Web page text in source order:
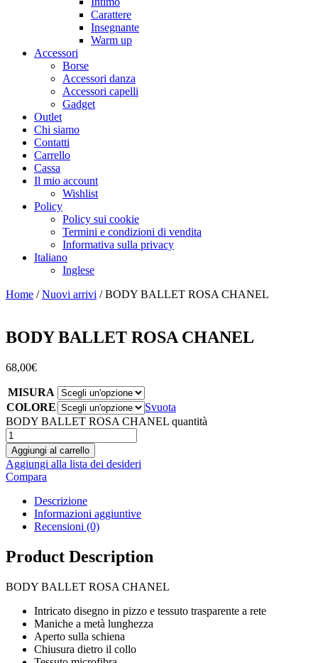
Carattere
Insegnante
Warm up
Accessori
Borse
Accessori danza
Accessori capelli
Gadget
Outlet
Chi siamo
Contatti
Carrello
Cassa
Il mio account
Wishlist
Policy
Policy sui cookie
Termini e condizioni di vendita
Informativa sulla privacy
Italiano
Inglese
Home /Nuovi arrivi / BODY BALLET ROSA CHANEL
BODY BALLET ROSA CHANEL
68,00€
MISURA
COLORE
Svuota
BODY BALLET ROSA CHANEL quantità
Aggiungi al carrello
Aggiungi alla lista dei desideri
Compara
Descrizione
Informazioni aggiuntive
Recensioni (0)
Product Description
BODY BALLET ROSA CHANEL
Intricato disegno in pizzo e tessuto trasparente a rete
Maniche a metà lunghezza
Aperto sulla schiena
Chiusura dietro il collo